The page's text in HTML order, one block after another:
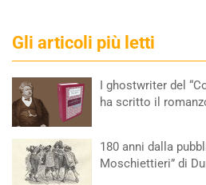
Gli articoli più letti
I ghostwriter del
ha scritto il
180 anni dalla
Moschiettieri” di